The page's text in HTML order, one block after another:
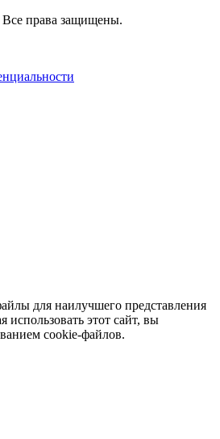
права защищены.
для наилучшего представления
использовать этот сайт, вы
cookie-файлов.